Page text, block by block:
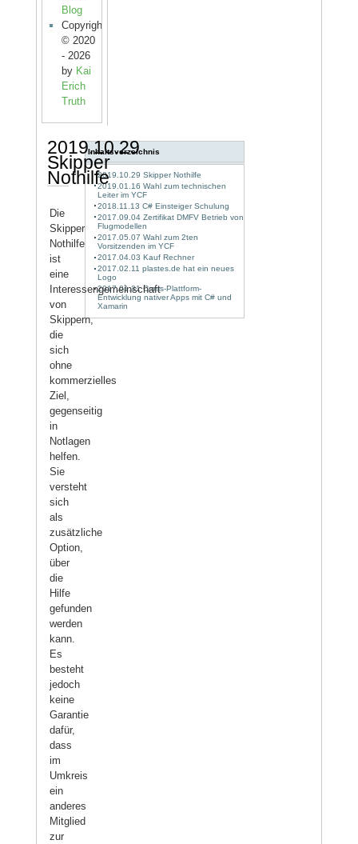
Blog
Copyright
© 2020
- 2026
by Kai
Erich
Truth
Inhaltsverzeichnis
2019.10.29 Skipper Nothilfe
2019.01.16 Wahl zum technischen
Leiter im YCF
2018.11.13 C# Einsteiger Schulung
2017.09.04 Zertifikat DMFV Betrieb von
Flugmodellen
2017.05.07 Wahl zum 2ten
Vorsitzenden im YCF
2017.04.03 Kauf Rechner
2017.02.11 plastes.de hat ein neues
Logo
2017.01.31 Cross-Plattform-
Entwicklung nativer Apps mit C# und
Xamarin
2019.10.29
Skipper
Nothilfe
Die
Skipper
Nothilfe
ist
eine
Interessengemeinschaft
von
Skippern,
die
sich
ohne
kommerzielles
Ziel,
gegenseitig
in
Notlagen
helfen.
Sie
versteht
sich
als
zusätzliche
Option,
über
die
Hilfe
gefunden
werden
kann.
Es
besteht
jedoch
keine
Garantie
dafür,
dass
im
Umkreis
ein
anderes
Mitglied
zur